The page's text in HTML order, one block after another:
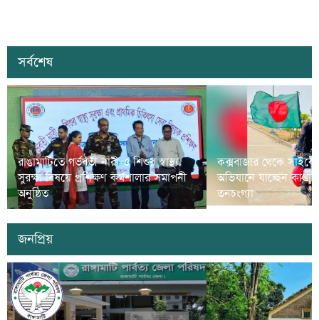
সর্বশেষ
রাঙামাটিতে গর্ভবতী নারী ও শিশুর স্বাস্থ্য
সুরক্ষা বিষয়ে প্রশিক্ষণ কর্মশালার সমাপনী
অনুষ্ঠিত
কক্সবাজার থেকে
অভিযানে যাচ্ছেন
তনচংগ্যা
জনপ্রিয়